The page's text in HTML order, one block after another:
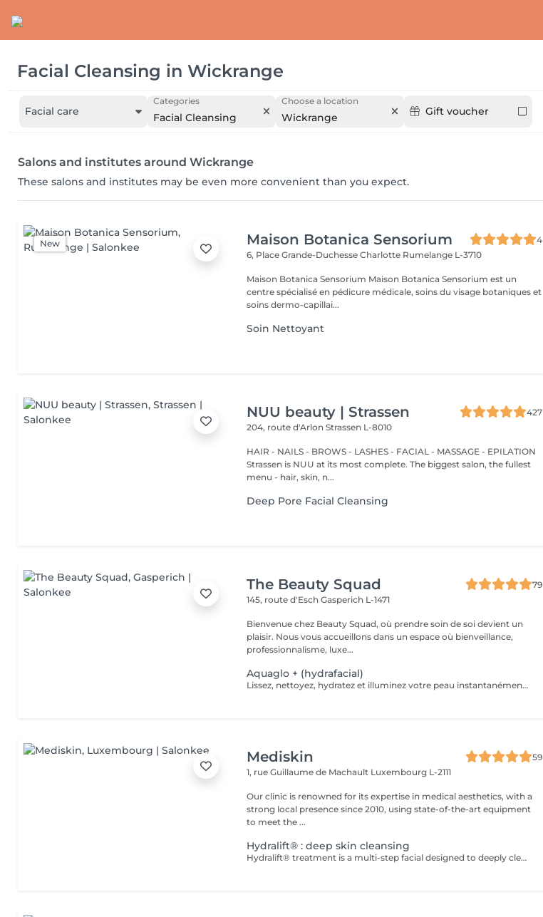
Facial Cleansing in Wickrange
Facial care
Categories
Facial Cleansing
Choose a location
Wickrange Gift voucher
Salons and institutes around Wickrange
These salons and institutes may be even more convenient than you expect.
New Maison Botanica Sensorium
4
6, Place Grande-Duchesse Charlotte Rumelange L-3710
Maison Botanica Sensorium Maison Botanica Sensorium est un
centre spécialisé en pédicure médicale, soins du visage botaniques et
soins dermo-capillai...
Soin Nettoyant
NUU beauty | Strassen
427
204, route d'ArlonStrassen L-8010
HAIR - NAILS - BROWS - LASHES - FACIAL - MASSAGE - EPILATION
Strassen is NUU at its most complete. The biggest salon, the fullest
menu - hair, skin, n...
Deep Pore Facial Cleansing
The Beauty Squad
79
145, route d'EschGasperich L-1471
Bienvenue chez Beauty Squad, où prendre soin de soi devient un
plaisir. Nous vous accueillons dans un espace où bienveillance,
professionnalisme, luxe...
Aquaglo + (hydrafacial)
Lissez, nettoyez, hydratez et illuminez votre peau instantanément grâce à notre soin Aquaglo+ et sa technologie exclusive. Ce soin est une véritable innovation inégalable dans la revitalisation d'une peau éclatante,Aquaglo + est 100% personnalisable en fonction de chaque état de peau. 1 soin : 145€ Forfait 5 soins : 650€
Mediskin
59
1, rue Guillaume de Machault Luxembourg L-2111
Our clinic is renowned for its expertise in medical aesthetics, with a
strong local presence since 2010, using state-of-the-art equipment
to meet the ...
Hydralift® : deep skin cleansing
Hydralift® treatment is a multi-step facial designed to deeply cleanse, exfoliate, and hydrate. It is a skin rejuvenation method using hydrating and lifting agents to improve the appearance and texture of the skin. Advantages: -Deep hydration and improved skin elasticity. -Reduction of wrinkles and fine lines. -Reduction of skin imperfections. -Dark circles. Adaptability: -Hydralift® treatment is suitable for all skin types and is very popular for its skin benefits. Complementary Care: -To optimize treatment results and minimize social downtime, a phototherapy session is included. This helps reduce inflammation, stimulate collagen production, and improve skin healing. Contraindications: -Not recommended for pregnant or breastfeeding women. During the first session, we will establish your goals together and determine the type of peeling most suitable for your skin. For any questions, feel free to contact us or book a free consultation appointment.